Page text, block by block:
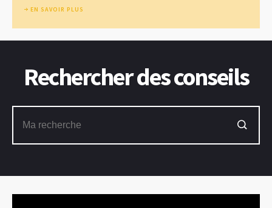
EN SAVOIR PLUS
Rechercher des conseils